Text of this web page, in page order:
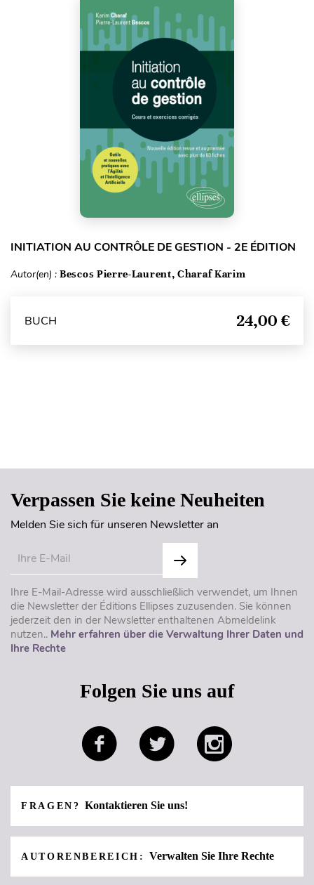
INITIATION AU CONTRÔLE DE GESTION - 2E ÉDITION
Autor(en) : Bescos Pierre-Laurent, Charaf Karim
BUCH 24,00 €
Verpassen Sie keine Neuheiten
Melden Sie sich für unseren Newsletter an
Ihre E-Mail-Adresse wird ausschließlich verwendet, um Ihnen
die Newsletter der Éditions Ellipses zuzusenden. Sie können
jederzeit den in der Newsletter enthaltenen Abmeldelink
nutzen.. Mehr erfahren über die Verwaltung Ihrer Daten und
Ihre Rechte
Folgen Sie uns auf
FRAGEN?Kontaktieren Sie uns!
AUTORENBEREICH: Verwalten Sie Ihre Rechte